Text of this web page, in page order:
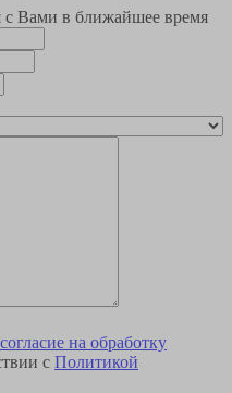
с Вами в ближайшее время
согласие на обработку
с Политикой